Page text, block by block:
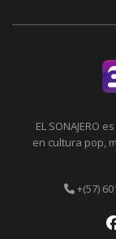
EL SONAJERO
en cultura pop,
+(57)